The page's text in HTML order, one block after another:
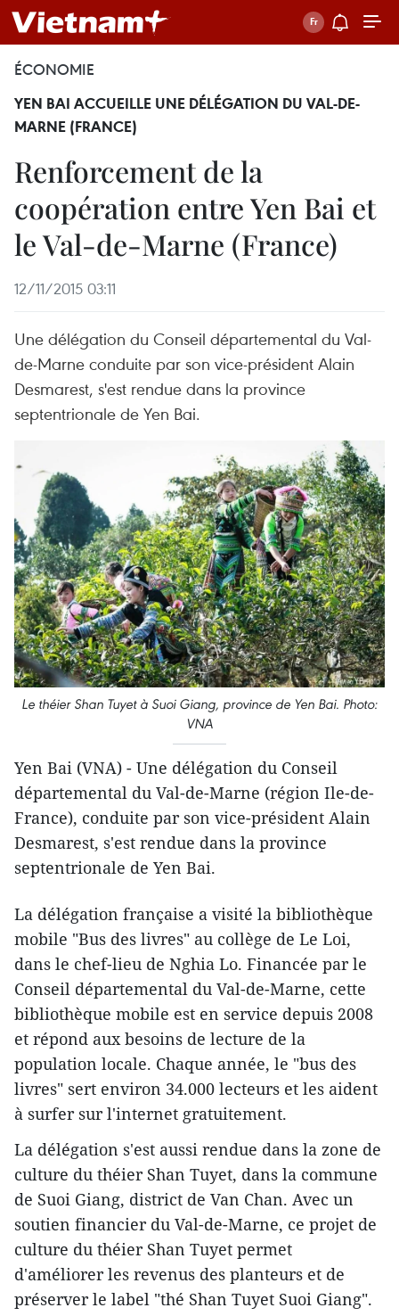
ÉCONOMIE
YEN BAI ACCUEILLE UNE DÉLÉGATION DU VAL-DE-
MARNE (FRANCE)
Renforcement de la
coopération entre Yen Bai et
le Val-de-Marne (France)
12/11/2015 03:11
Une délégation du Conseil départemental du Val-
de-Marne conduite par son vice-président Alain
Desmarest, s'est rendue dans la province
septentrionale de Yen Bai.
Le théier Shan Tuyet à Suoi Giang, province de Yen Bai. Photo:
VNA
Yen Bai (VNA) - Une délégation du Conseil
départemental du Val-de-Marne (région Ile-de-
France), conduite par son vice-président Alain
Desmarest, s'est rendue dans la province
septentrionale de Yen Bai.
La délégation française a visité la bibliothèque
mobile "Bus des livres" au collège de Le Loi,
dans le chef-lieu de Nghia Lo. Financée par le
Conseil départemental du Val-de-Marne, cette
bibliothèque mobile est en service depuis 2008
et répond aux besoins de lecture de la
population locale. Chaque année, le "bus des
livres" sert environ 34.000 lecteurs et les aident
à surfer sur l'internet gratuitement.
La délégation s'est aussi rendue dans la zone de
culture du théier Shan Tuyet, dans la commune
de Suoi Giang, district de Van Chan. Avec un
soutien financier du Val-de-Marne, ce projet de
culture du théier Shan Tuyet permet
d'améliorer les revenus des planteurs et de
préserver le label "thé Shan Tuyet Suoi Giang".